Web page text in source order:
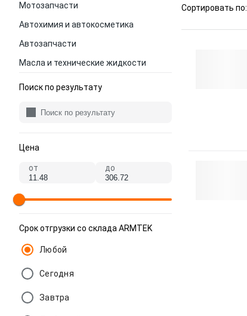
Мотозапчасти
Автохимия и автокосметика
Автозапчасти
Масла и технические жидкости
Поиск по результату
Цена
от до
Срок отгрузки со склада ARMTEK
Любой
Сегодня
Завтра
Сортировать по: